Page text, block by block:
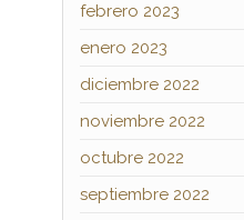
febrero 2023
enero 2023
diciembre 2022
noviembre 2022
octubre 2022
septiembre 2022